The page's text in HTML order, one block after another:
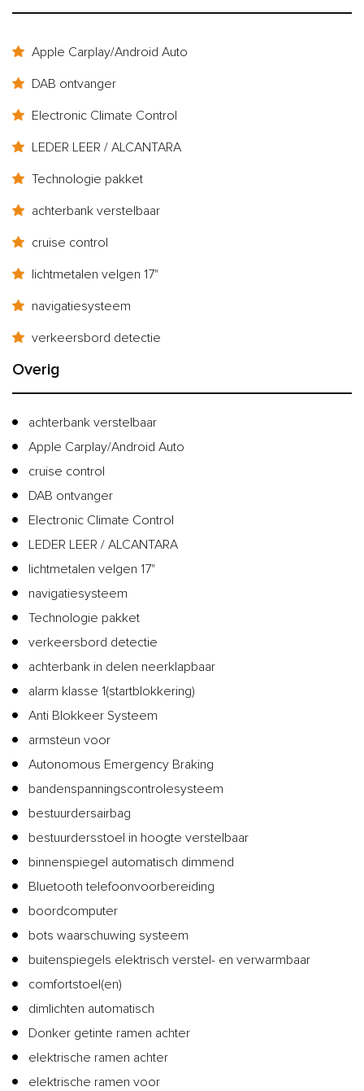
Apple Carplay/Android Auto
DAB ontvanger
Electronic Climate Control
LEDER LEER / ALCANTARA
Technologie pakket
achterbank verstelbaar
cruise control
lichtmetalen velgen 17"
navigatiesysteem
verkeersbord detectie
Overig
achterbank verstelbaar
Apple Carplay/Android Auto
cruise control
DAB ontvanger
Electronic Climate Control
LEDER LEER / ALCANTARA
lichtmetalen velgen 17"
navigatiesysteem
Technologie pakket
verkeersbord detectie
achterbank in delen neerklapbaar
alarm klasse 1(startblokkering)
Anti Blokkeer Systeem
armsteun voor
Autonomous Emergency Braking
bandenspanningscontrolesysteem
bestuurdersairbag
bestuurdersstoel in hoogte verstelbaar
binnenspiegel automatisch dimmend
Bluetooth telefoonvoorbereiding
boordcomputer
bots waarschuwing systeem
buitenspiegels elektrisch verstel- en verwarmbaar
comfortstoel(en)
dimlichten automatisch
Donker getinte ramen achter
elektrische ramen achter
elektrische ramen voor